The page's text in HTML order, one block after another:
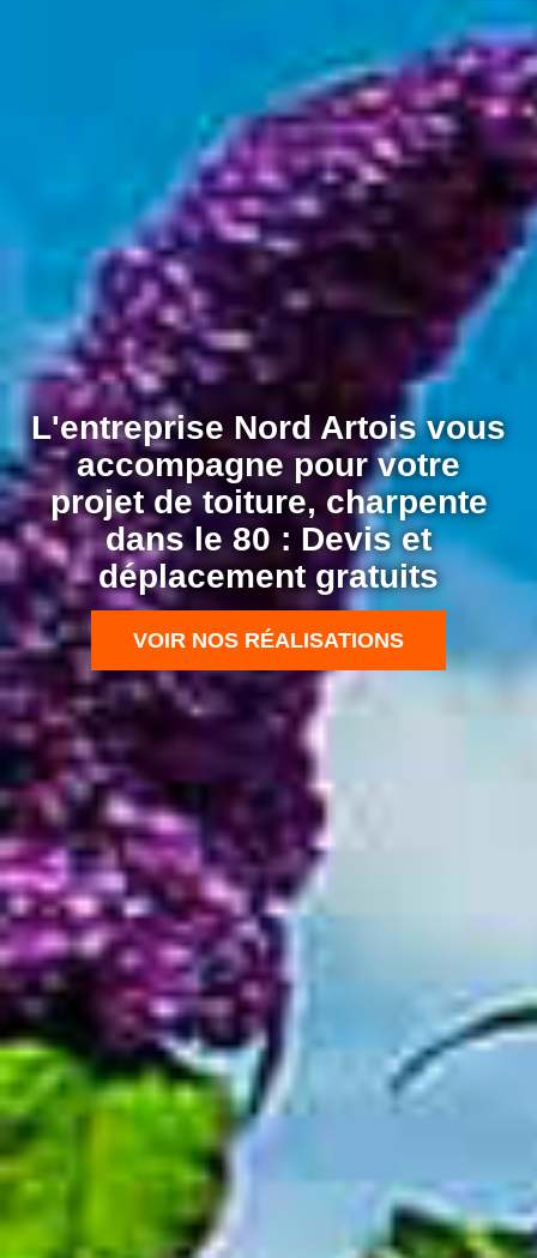
L'entreprise Nord Artois vous
accompagne pour votre
projet de toiture, charpente
dans le 80 : Devis et
déplacement gratuits
VOIR NOS RÉALISATIONS